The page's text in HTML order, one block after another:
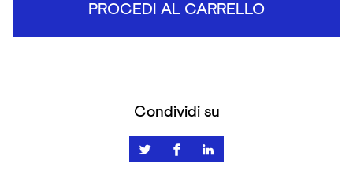
PROCEDI AL CARRELLO
Condividi su